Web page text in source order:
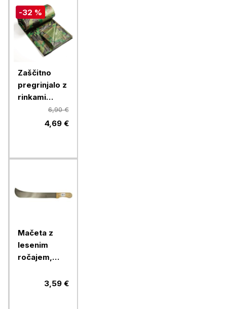
-32 %
Zaščitno
pregrinjalo z
rinkami
Camouflage,
6,90 €
4,69 €
Mačeta z
lesenim
ročajem,
3,59 €